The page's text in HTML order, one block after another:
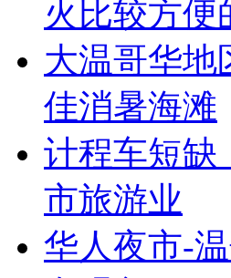
火比较方便
大温哥华地
佳消暑海滩
计程车短
市旅游业
华人夜市-